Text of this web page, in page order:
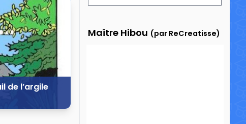
de l’argile
Maître Hibou (par ReCreatisse)